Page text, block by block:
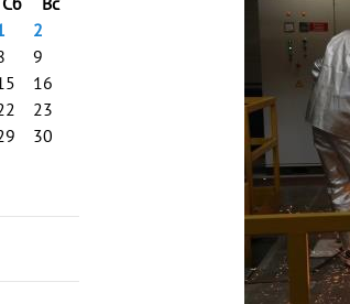
2
9
16
23
30